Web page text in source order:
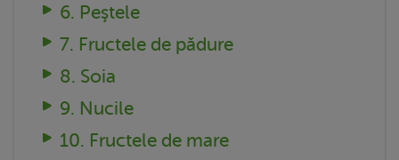
6. Peştele
7. Fructele de pădure
8. Soia
9. Nucile
10. Fructele de mare